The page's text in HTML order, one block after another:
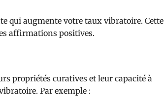
qui augmente votre taux vibratoire. Cette
affirmations positives.
propriétés curatives et leur capacité à
Par exemple :